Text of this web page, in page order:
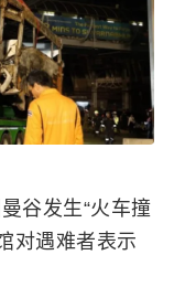
谷发生“火车撞
对遇难者表示